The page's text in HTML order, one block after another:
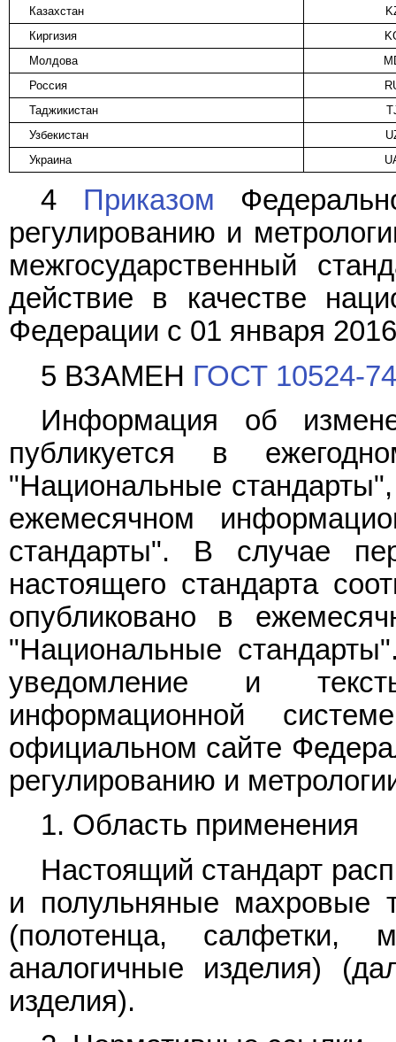
Казахстан
Киргизия
Молдова
Россия
Таджикистан
Узбекистан
Украина
4 Приказом
регулированию и
межгосударственный
действие в качестве
Федерации с 01 января 2016
5 ВЗАМЕН ГОСТ 10524-74
Информация об
публикуется в
"Национальные
ежемесячном
стандарты". В случае
настоящего стандарта
опубликовано в
"Национальные
уведомление и
информационной
официальном сайте
регулированию и
1. Область применения
Настоящий стандарт
и полульняные махровые
(полотенца, салфетки,
аналогичные изделия)
изделия).